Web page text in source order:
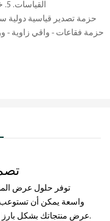
القياسات. 5. خدمة ما بعد البيع المهنية
حزمة تصدير قياسية دولية
توفر حلول عرض
واسعة يمكن أن تستوعب
عرض منتجاتك بشكل بارز للحصول على تأثير عرض أكثر إثارة للإعجاب.